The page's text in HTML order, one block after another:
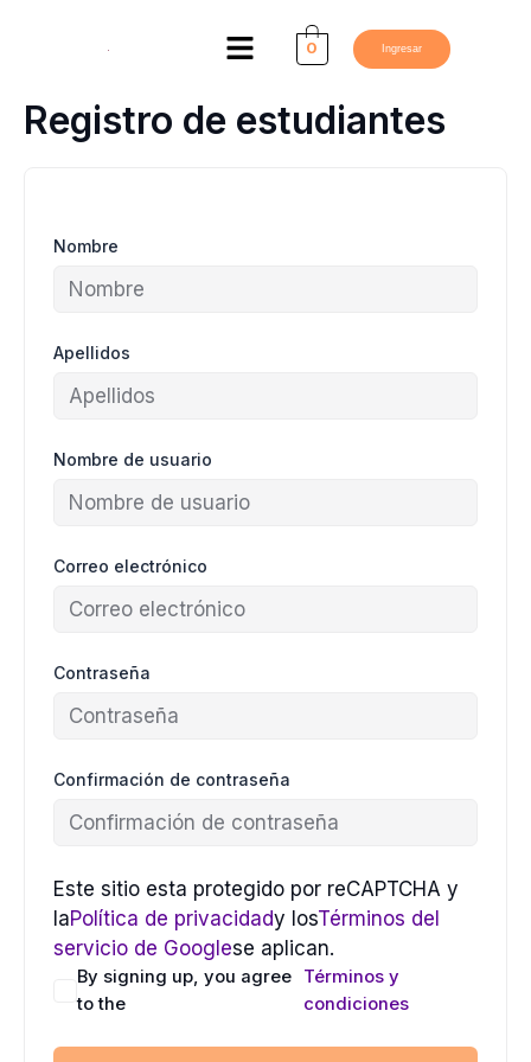
Menú 0 Ingresar
Registro de estudiantes
Nombre
Apellidos
Nombre de usuario
Correo electrónico
Contraseña
Confirmación de contraseña
Este sitio esta protegido por reCAPTCHA y
laPolítica de privacidady losTérminos del
servicio de Googlese aplican.
By signing up, you agree
to the
Términos y
condiciones